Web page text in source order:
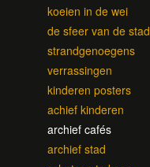
koeien in de wei
de sfeer van de stad
strandgenoegens
verrassingen
kinderen posters
achief kinderen
archief cafés
archief stad